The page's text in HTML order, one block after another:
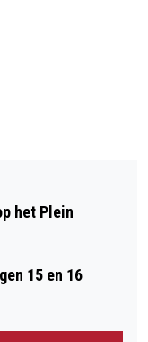
ÉN
het Plein
15 en 16